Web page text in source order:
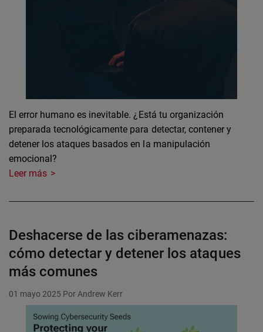
El error humano es inevitable. ¿Está tu organización
preparada tecnológicamente para detectar, contener y
detener los ataques basados en la manipulación
emocional?
Leer más
Deshacerse de las ciberamenazas:
cómo detectar y detener los ataques
más comunes
01 mayo 2025 Por Andrew Kerr